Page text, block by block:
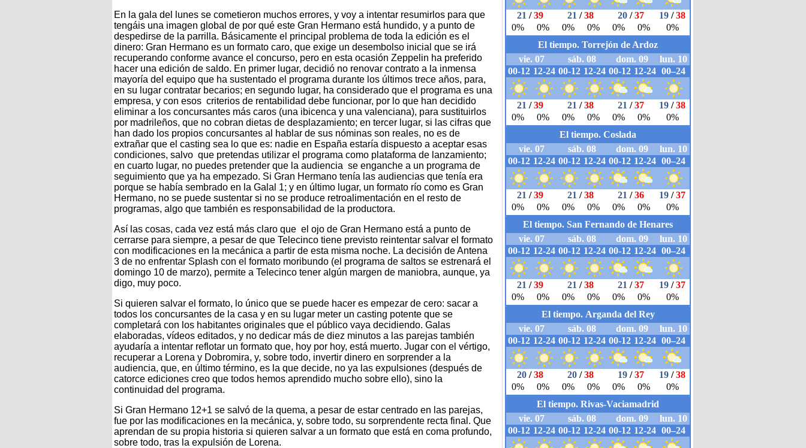
En la gala del lunes se cometieron muchos errores, y voy a intentar resumirlos para que
tengáis una imagen global de por qué este Gran Hermano está hundido, y a punto de
despedirse de la parrilla. Básicamente el principal problema de toda la edición es el
dinero: Gran Hermano es un formato caro, que exige un desembolso inicial que se irá
recuperando conforme avance el concurso, pero en esta ocasión Zeppelin ha preferido
hacer una edición de saldo. En primer lugar, decidió no renovar contrato a la inmensa
mayoría del equipo que ha sustentado el programa durante los últimos trece años, para,
en su lugar contratar becarios; en segundo lugar, ha considerado que el programa es una
empresa, y con esos criterios de rentabilidad debe funcionar, por lo que han decidido
eliminar a los concursantes más caros (una ibicenca y una valenciana), para sustituirlos
por madrileños, que no cobran dietas de desplazamiento; en tercer lugar, si las cifras que
han dado los propios concursantes al hablar de sus nóminas son reales, no es de
extrañar que el casting sea lo que es: nadie en España estaría dispuesto a aceptar esas
condiciones, salvo que pretendas utilizar el programa como plataforma de lanzamiento;
en cuarto lugar, no puedes pretender que la audiencia se enganche a un programa de
seguimiento que ya ha empezado. Si Gran Hermano tenía las audiencias que tenía era
porque se había sembrado en la Galal 1; y en último lugar, un formato río como es Gran
Hermano, no se puede sustentar si no se produce retroalimentación en el resto de
programas, algo que también es responsabilidad de la productora.
Así las cosas, cada vez está más claro que el ojo de Gran Hermano está a punto de
cerrarse para siempre, a pesar de que Telecinco tiene previsto reintentar salvar el formato
con modificaciones en la mecánica a partir de esta misma noche. La decisión de Antena
3 de no enfrentar Splash con el formato moribundo (el programa de saltos se estrenará el
domingo 10 de marzo), permite a Telecinco tener algún margen de maniobra, aunque, ya
digo, muy poco.
Si quieren salvar el formato, lo único que se puede hacer es empezar de cero: sacar a
todos los concursantes de la casa y en su lugar meter un casting potente que se
completará con los habitantes originales que el público vaya decidiendo. Galas
elaboradas, vídeos editados, y no dedicar más de diez minutos a las parejas también
ayudaría a intentar reflotar un formato que, hoy por hoy, está muerto. Jugar con el vértigo,
recuperar a Lorena y Dobromira, y, sobre todo, invertir dinero en sorprender a la
audiencia, que, en último término, es la que decide, no ya las expulsiones (después de
catorce ediciones creo que todos hemos aprendido mucho sobre ello), sino la
continuidad del programa.
Si Gran Hermano 12+1 se salvó de la quema, a pesar de estar centrado en las parejas,
fue por las modificaciones en la mecánica, y, sobre todo, su sorprendente recta final. Que
aprendan de su propia historia si quieren salvar a un formato que está en coma profundo,
sobre todo, tras la expulsión de Lorena.